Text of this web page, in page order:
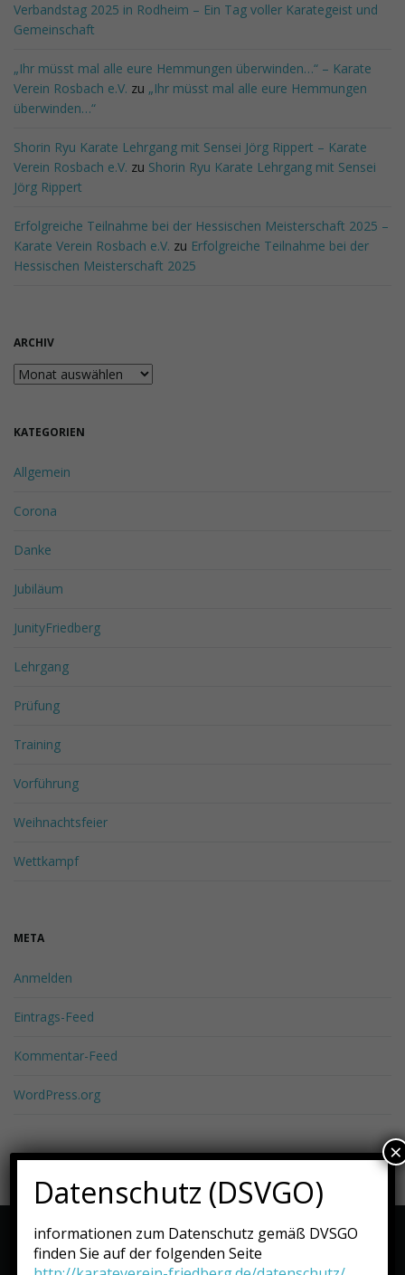
Verbandstag 2025 in Rodheim – Ein Tag voller Karategeist und
Gemeinschaft
„Ihr müsst mal alle eure Hemmungen überwinden…“ – Karate
Verein Rosbach e.V. zu „Ihr müsst mal alle eure Hemmungen
überwinden…“
Shorin Ryu Karate Lehrgang mit Sensei Jörg Rippert – Karate
Verein Rosbach e.V. zu Shorin Ryu Karate Lehrgang mit Sensei
Jörg Rippert
Erfolgreiche Teilnahme bei der Hessischen Meisterschaft 2025 –
Karate Verein Rosbach e.V. zu Erfolgreiche Teilnahme bei der
Hessischen Meisterschaft 2025
ARCHIV
Archiv
KATEGORIEN
Allgemein
Corona
Danke
Jubiläum
JunityFriedberg
Lehrgang
Prüfung
Training
Vorführung
Weihnachtsfeier
Wettkampf
META
Anmelden
Eintrags-Feed
Kommentar-Feed
WordPress.org
© 2026 Karateverein Friedberg e.V.. Alle Rechte vorbehalten.
Erstellt mitFranz Josef Themeund WordPress.
Datenschutz (DSVGO)
informationen zum Datenschutz gemäß DVSGO
finden Sie auf der folgenden Seite
×